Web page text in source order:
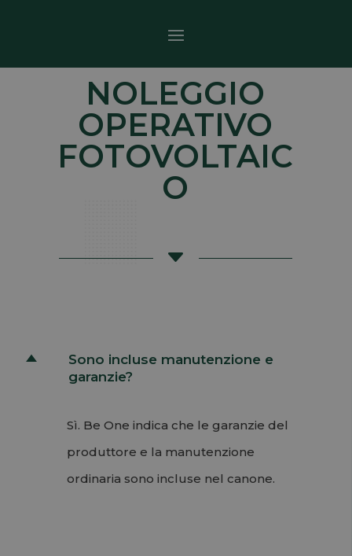
NOLEGGIO
OPERATIVO
FOTOVOLTAIC
O
C
D
Sono incluse manutenzione e
garanzie?
Sì. Be One indica che le garanzie del
produttore e la manutenzione
ordinaria sono incluse nel canone.